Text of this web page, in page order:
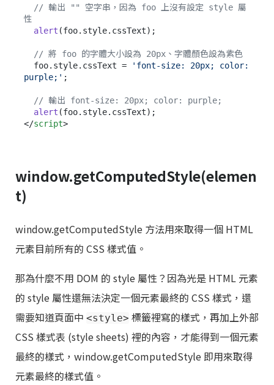
// 輸出 "" 空字串，因為 foo 上沒有設定 style 屬
性
alert (foo. style. cssText);
// 將 foo 的字體大小設為 20px、字體顏色設為紫色
  foo.
style. cssText =
'font-size: 20px; color:
purple;' ;
// 輸出 font-size: 20px; color: purple;
alert (foo. style. cssText
</script>
window.getComputedStyle(elemen
t)
window.getComputedStyle 方法用來取得一個 HTML
元素目前所有的 CSS 樣式值。
那為什麼不用 DOM 的 style 屬性？因為光是 HTML 元素
的 style 屬性還無法決定一個元素最終的 CSS 樣式，還
需要知道頁面中 <style> 標籤裡寫的樣式，再加上外部
CSS 樣式表 (style sheets) 裡的內容，才能得到一個元素
最終的樣式，window.getComputedStyle 即用來取得
元素最終的樣式值。